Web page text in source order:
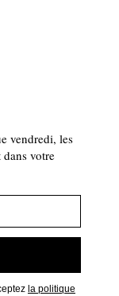
vendredi, les
votre
la politique